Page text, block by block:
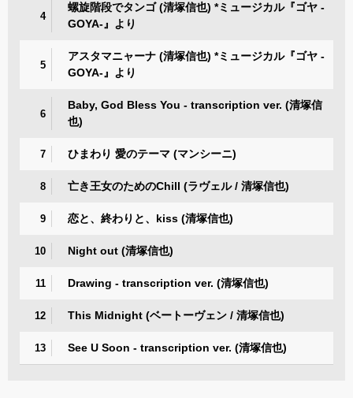
4
螺旋階段でタンゴ (清塚信也) *ミュージカル『ゴヤ -
GOYA-』より
5
アスタマニャーナ (清塚信也) *ミュージカル『ゴヤ -
GOYA-』より
6
Baby, God Bless You - transcription ver. (清塚信
也)
7 ひまわり 愛のテーマ (マンシーニ)
8 亡き王女のためのChill (ラヴェル / 清塚信也)
9 恋と、終わりと、kiss (清塚信也)
10 Night out (清塚信也)
11 Drawing - transcription ver. (清塚信也)
12 This Midnight (ベートーヴェン / 清塚信也)
13 See U Soon - transcription ver. (清塚信也)